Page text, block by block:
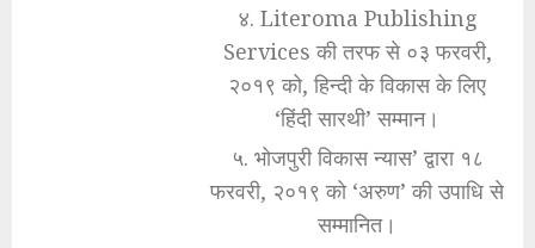
४. Literoma Publishing
Services की तरफ से ०३ फरवरी,
२०१९ को, हिन्दी के विकास के लिए
‘हिंदी सारथी’ सम्मान।
५. भोजपुरी विकास न्यास’ द्वारा १८
फरवरी, २०१९ को ‘अरुण’ की उपाधि से
सम्मानित।